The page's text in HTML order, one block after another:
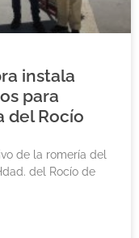
instala
para
del Rocío
de la romería del
del Rocío de